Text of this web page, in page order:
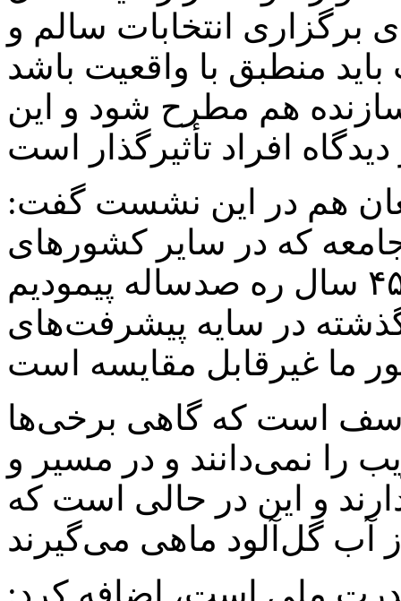
برگزاری انتخابات سالم و
منطبق با واقعیت باشد
هم مطرح شود و این
مغان هم در این نشست گفت:
که در سایر کشورهای
جهان هم وجود دارد ما در مدت ۴۵ سال ره صدساله پیمودیم
در سایه پیشرفت‌های
است که گاهی برخی‌ها
را نمی‌دانند و در مسیر و
و این در حالی است که
قدرت ملی است، اضافه کرد: